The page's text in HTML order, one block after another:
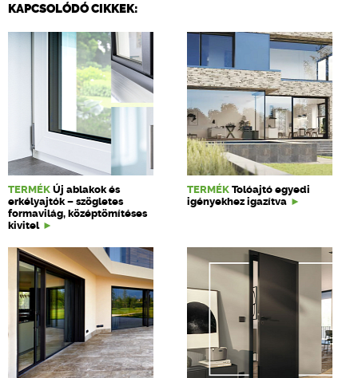
KAPCSOLÓDÓ CIKKEK:
TERMÉK Új ablakok és
erkélyajtók – szögletes
formavilág, középtömítéses
kivitel
TERMÉK Tolóajtó egyedi
igényekhez igazítva